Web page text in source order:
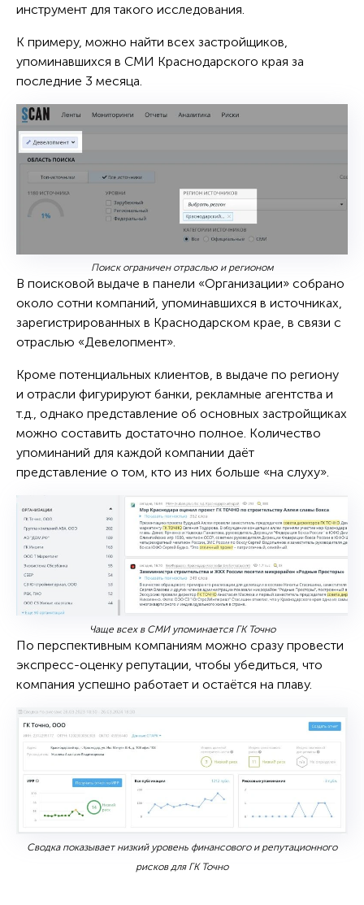
инструмент для такого исследования.
К примеру, можно найти всех застройщиков,
упоминавшихся в СМИ Краснодарского края за
последние 3 месяца.
Поиск ограничен отраслью и регионом
В поисковой выдаче в панели «Организации» собрано
около сотни компаний, упоминавшихся в источниках,
зарегистрированных в Краснодарском крае, в связи с
отраслью «Девелопмент».
Кроме потенциальных клиентов, в выдаче по региону
и отрасли фигурируют банки, рекламные агентства и
т.д., однако представление об основных застройщиках
можно составить достаточно полное. Количество
упоминаний для каждой компании даёт
представление о том, кто из них больше «на слуху».
Чаще всех в СМИ упоминается ГК Точно
По перспективным компаниям можно сразу провести
экспресс-оценку репутации, чтобы убедиться, что
компания успешно работает и остаётся на плаву.
Сводка показывает низкий уровень финансового и репутационного
рисков для ГК Точно